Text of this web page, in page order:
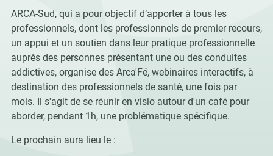
ARCA-Sud, qui a pour objectif d’apporter à tous les
professionnels, dont les professionnels de premier recours,
un appui et un soutien dans leur pratique professionnelle
auprès des personnes présentant une ou des conduites
addictives, organise des Arca'Fé, webinaires interactifs, à
destination des professionnels de santé, une fois par
mois. Il s'agit de se réunir en visio autour d'un café pour
aborder, pendant 1h, une problématique spécifique.
Le prochain aura lieu le :